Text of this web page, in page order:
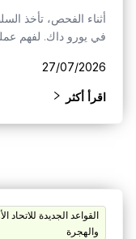
أثناء الفحص، تأخذ
في يورو داك. لفهم
27/07/2026
اقرأ أكثر
القواعد الجديدة للاتحاد
والهجرة